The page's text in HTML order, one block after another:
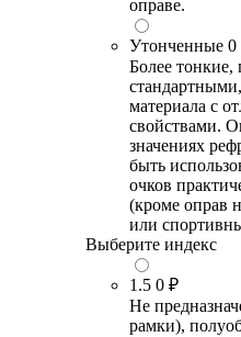
оправе.
Утонченные 0
Более
материала с
свойствами.
значениях
быть
очков
(кроме оправ
или
Выберите индекс
1.5 0 ₽
Не
рамки),